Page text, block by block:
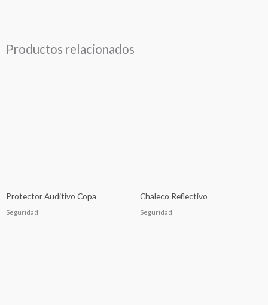
Productos relacionados
Protector Auditivo Copa
Seguridad
Chaleco Reflectivo
Seguridad